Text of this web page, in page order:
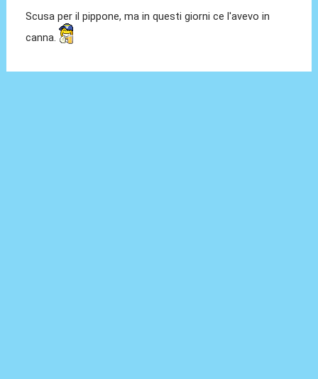
Scusa per il pippone, ma in questi giorni ce l'avevo in
canna.